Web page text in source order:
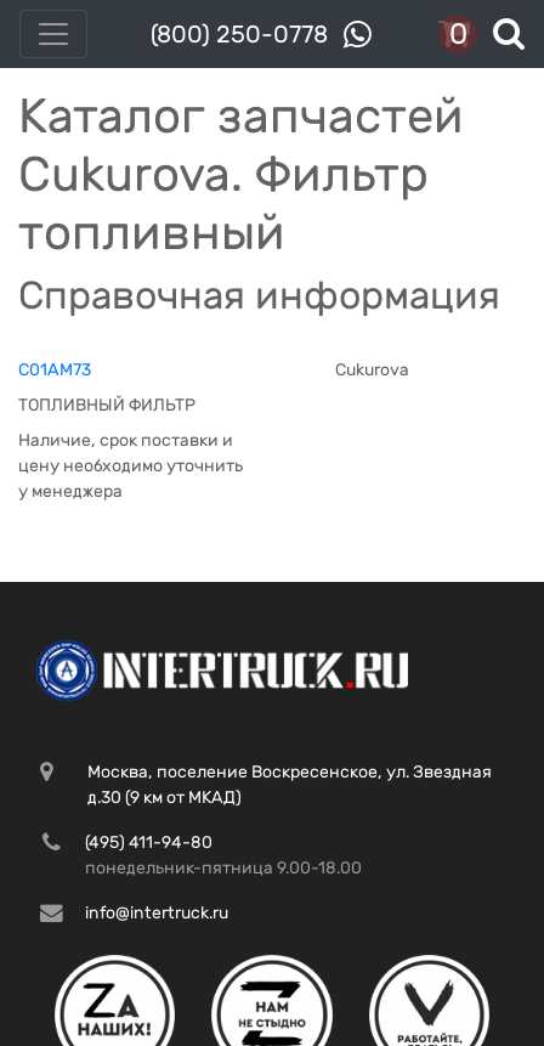
(800) 250-0778 0
Каталог запчастей
Cukurova. Фильтр
топливный
Справочная информация
C01AM73
Cukurova
ТОПЛИВНЫЙ ФИЛЬТР
Наличие, срок поставки и
цену необходимо уточнить
у менеджера
Москва, поселение Воскресенское, ул. Звездная
д.30 (9 км от МКАД)
(495) 411-94-80
понедельник-пятница 9.00-18.00
info@intertruck.ru